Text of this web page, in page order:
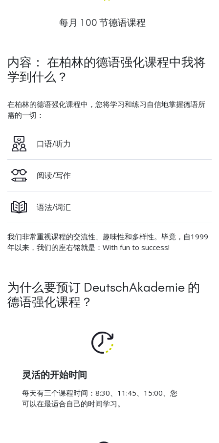
每月 100 节德语课程
内容： 在柏林的德语强化课程中我将
学到什么？
在柏林的德语强化课程中，您将学习和练习自信地掌握德语所
需的一切：
口语/听力
阅读/写作
语法/词汇
我们非常重视课程的交流性、趣味性和多样性。毕竟，自1999
年以来，我们的座右铭就是：With fun to success!
为什么要预订 DeutschAkademie 的
德语强化课程？
灵活的开始时间
每天有三个课程时间：8:30、11:45、15:00、您
可以在最适合自己的时间学习。